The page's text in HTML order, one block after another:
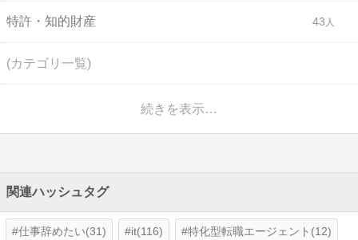
特許・知的財産 43
(カテゴリ一覧)
続きを表示…
関連ハッシュタグ
仕事辞めたい(31) it(116) 特化型転職エージェント(12)